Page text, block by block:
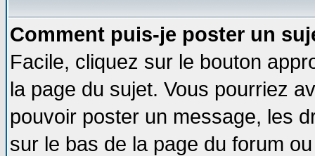
Comment puis-je poster un
Facile, cliquez sur le bouton
la page du sujet. Vous pourriez
pouvoir poster un message, les
sur le bas de la page du forum